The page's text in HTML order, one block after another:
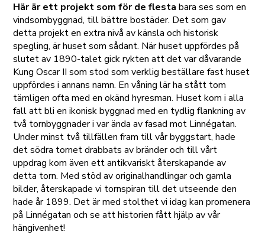
Här är ett projekt som för de flesta bara ses som en
vindsombyggnad, till bättre bostäder. Det som gav
detta projekt en extra nivå av känsla och historisk
spegling, är huset som sådant. När huset uppfördes på
slutet av 1890-talet gick rykten att det var dåvarande
Kung Oscar II som stod som verklig beställare fast huset
uppfördes i annans namn. En våning lär ha stått tom
tämligen ofta med en okänd hyresman. Huset kom i alla
fall att bli en ikonisk byggnad med en tydlig flankning av
två tornbyggnader i var ända av fasad mot Linnégatan.
Under minst två tillfällen fram till vår byggstart, hade
det södra tornet drabbats av bränder och till vårt
uppdrag kom även ett antikvariskt återskapande av
detta torn. Med stöd av originalhandlingar och gamla
bilder, återskapade vi tornspiran till det utseende den
hade år 1899. Det är med stolthet vi idag kan promenera
på Linnégatan och se att historien fått hjälp av vår
hängivenhet!